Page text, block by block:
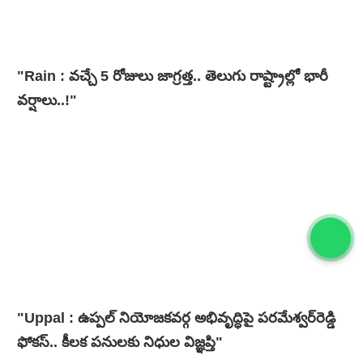
"Rain : వచ్చే 5 రోజులు జాగ్రత్త.. తెలుగు రాష్ట్రాల్లో భారీ
వ‌ర్షాలు..!"
"Uppal : ఉప్పల్ నియోజకవర్గ అభివృద్ధిపై పరమేశ్వర్‌రెడ్డి
ఫోకస్.. కీలక పనులకు నిధుల విజ్ఞప్తి"